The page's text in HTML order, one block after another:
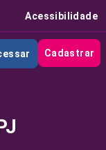
Acessibilidade
Cadastrar